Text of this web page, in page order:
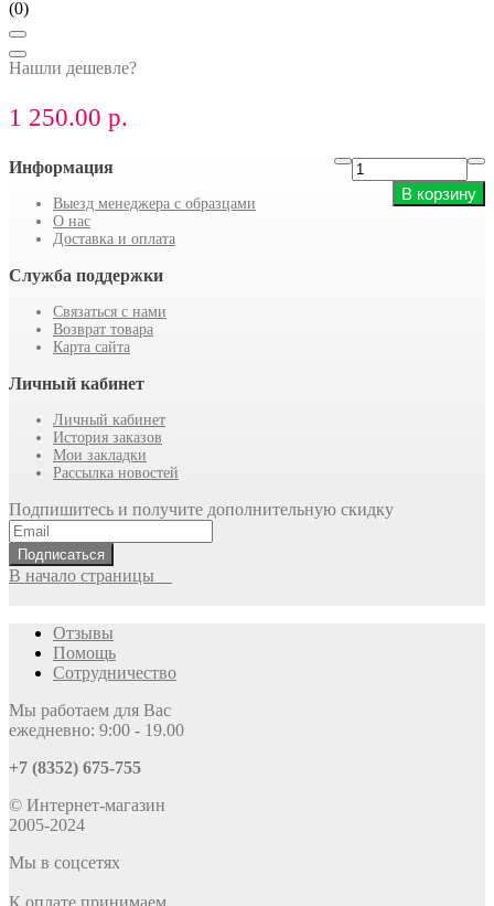
(0)
Нашли дешевле?
1 250.00 р.
В корзину
Информация
Выезд менеджера с образцами
О нас
Доставка и оплата
Служба поддержки
Связаться с нами
Возврат товара
Карта сайта
Личный кабинет
Личный кабинет
История заказов
Мои закладки
Рассылка новостей
Подпишитесь и получите дополнительную скидку
Подписаться
В начало страницы
Отзывы
Помощь
Сотрудничество
Мы работаем для Вас
ежедневно: 9:00 - 19.00
+7 (8352) 675-755
© Интернет-магазин
2005-2024
Мы в соцсетях
К оплате принимаем